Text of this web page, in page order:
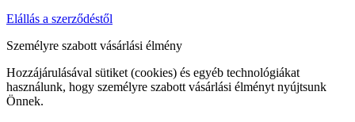
Elállás a szerződéstől
Személyre szabott vásárlási élmény
Hozzájárulásával sütiket (cookies) és egyéb technológiákat
használunk, hogy személyre szabott vásárlási élményt nyújtsunk
Önnek.